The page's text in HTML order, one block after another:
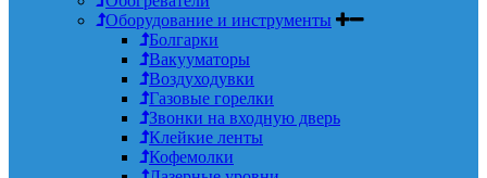
Оборудование и инструменты
Болгарки
Вакууматоры
Воздуходувки
Газовые горелки
Звонки на входную дверь
Клейкие ленты
Кофемолки